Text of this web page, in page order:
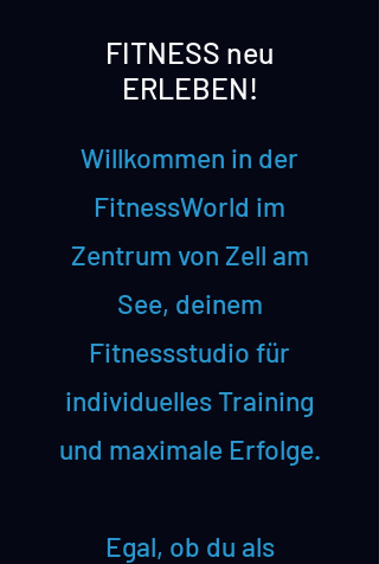
FITNESS neu
ERLEBEN!
Willkommen in der
FitnessWorld im
Zentrum von Zell am
See, deinem
Fitnessstudio für
individuelles Training
und maximale Erfolge.
Egal, ob du als